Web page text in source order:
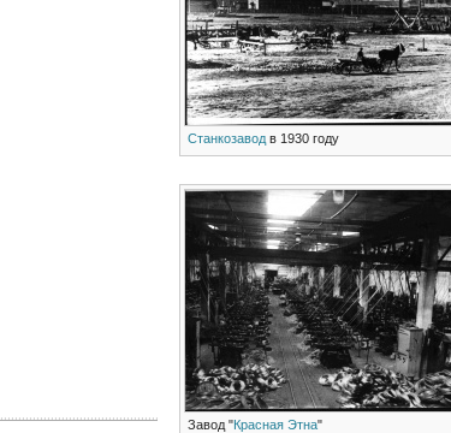
Станкозавод в 1930 году
Завод "Красная Этна"